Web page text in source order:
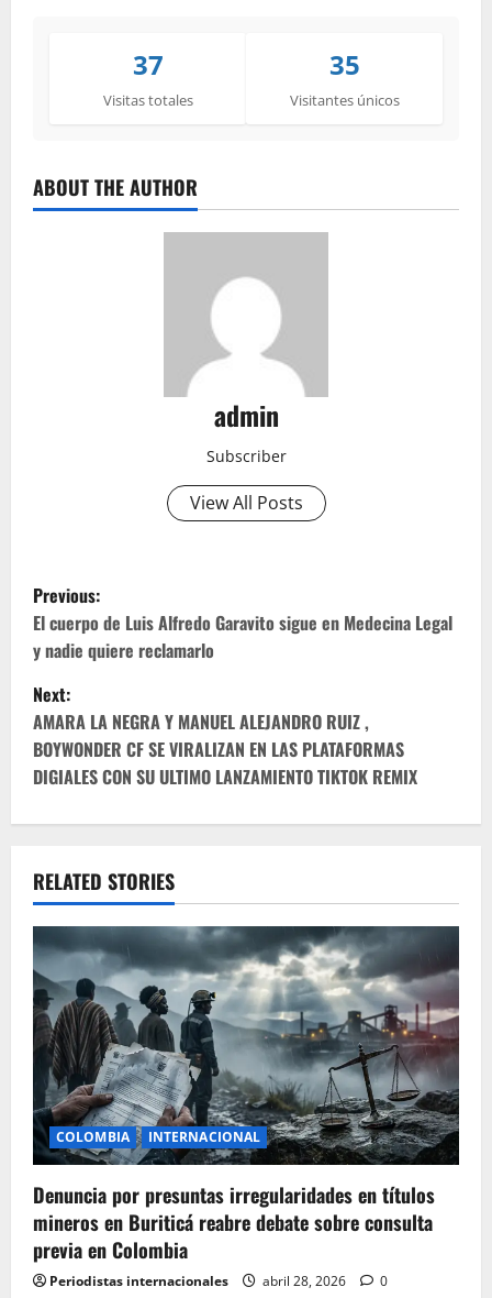
37
Visitas totales
35
Visitantes únicos
ABOUT THE AUTHOR
admin
Subscriber
View All Posts
P
o
s
t
n
a
v
i
g
a
t
i
o
n
Previous:
El cuerpo de Luis Alfredo Garavito sigue en Medecina Legal
y nadie quiere reclamarlo
Next:
AMARA LA NEGRA Y MANUEL ALEJANDRO RUIZ ,
BOYWONDER CF SE VIRALIZAN EN LAS PLATAFORMAS
DIGIALES CON SU ULTIMO LANZAMIENTO TIKTOK REMIX
RELATED STORIES
COLOMBIA INTERNACIONAL
Denuncia por presuntas irregularidades en títulos
mineros en Buriticá reabre debate sobre consulta
previa en Colombia
Periodistas internacionales abril 28, 2026
0